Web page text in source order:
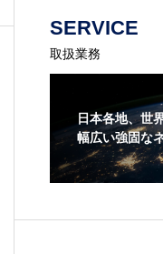
SERVICE
取扱業務
日本各地、世
幅広い強固な